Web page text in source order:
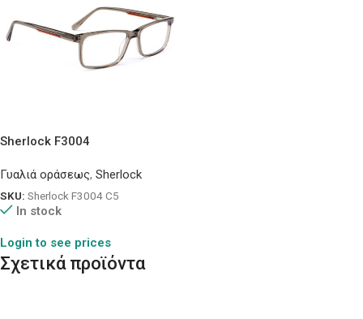
Sherlock F3004
Γυαλιά οράσεως, Sherlock
SKU: Sherlock F3004 C5
In stock
Login to see prices
Σχετικά προϊόντα